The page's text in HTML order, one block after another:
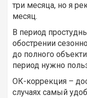
три месяца, но я
месяц.
В период
обострении
до полного
период нужно
ОК-коррекция –
случаях самый